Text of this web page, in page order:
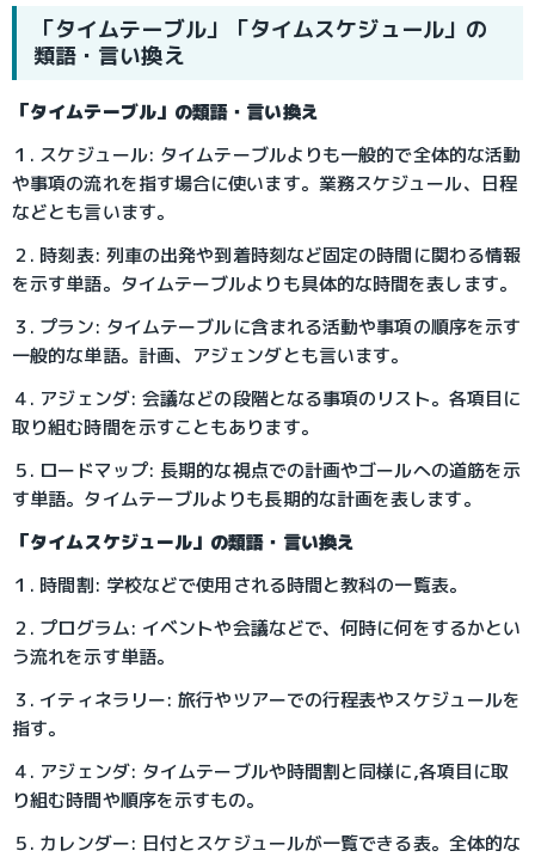
「タイムテーブル」「タイムスケジュール」の
類語・言い換え
「タイムテーブル」の類語・言い換え
１. スケジュール: タイムテーブルよりも一般的で全体的な活動
や事項の流れを指す場合に使います。業務スケジュール、日程
などとも言います。
２. 時刻表: 列車の出発や到着時刻など固定の時間に関わる情報
を示す単語。タイムテーブルよりも具体的な時間を表します。
３. プラン: タイムテーブルに含まれる活動や事項の順序を示す
一般的な単語。計画、アジェンダとも言います。
４. アジェンダ: 会議などの段階となる事項のリスト。各項目に
取り組む時間を示すこともあります。
５. ロードマップ: 長期的な視点での計画やゴールへの道筋を示
す単語。タイムテーブルよりも長期的な計画を表します。
「タイムスケジュール」の類語・言い換え
１. 時間割: 学校などで使用される時間と教科の一覧表。
２. プログラム: イベントや会議などで、何時に何をするかとい
う流れを示す単語。
３. イティネラリー: 旅行やツアーでの行程表やスケジュールを
指す。
４. アジェンダ: タイムテーブルや時間割と同様に,各項目に取
り組む時間や順序を示すもの。
５. カレンダー: 日付とスケジュールが一覧できる表。全体的な